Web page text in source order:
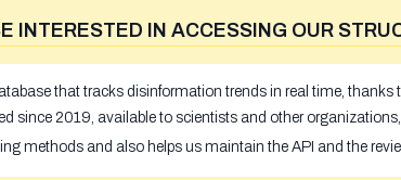
INTERESTED IN ACCESSING OUR
that tracks disinformation trends in real time,
since 2019, available to scientists and other
methods and also helps us maintain the API and the